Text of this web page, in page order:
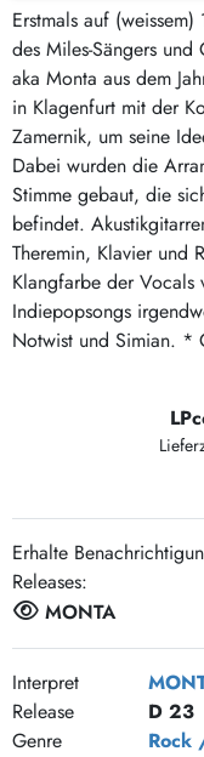
Erstmals auf
des Miles-Sängers und
aka Monta aus dem
in Klagenfurt mit der
Zamernik, um seine
Dabei wurden die
Stimme gebaut, die
befindet.
Theremin, Klavier und
Klangfarbe der Vocals
Indiepopsongs
Notwist und Simian. *
Erhalte
Releases:
MONTA
Interpret
Release
D 23
Genre
Rock